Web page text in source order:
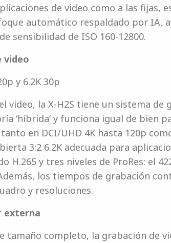
de video como a las fijas,
automático respaldado por IA,
sensibilidad de ISO 160-12800.
video
y 6.2K 30p
video, la X-H2S tiene un sistema
‘híbrida’ y funciona igual de bien
en DCI/UHD 4K hasta 120p
3:2 6.2K adecuada para
H.265 y tres niveles de ProRes: el
los tiempos de grabación
y resoluciones.
externa
tamaño completo, la grabación de